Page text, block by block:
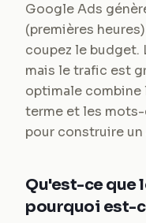
Google Ads
(premières
coupez le budget.
mais le trafic est
optimale combine
terme et les
pour construire
Qu'est-ce que
pourquoi est-